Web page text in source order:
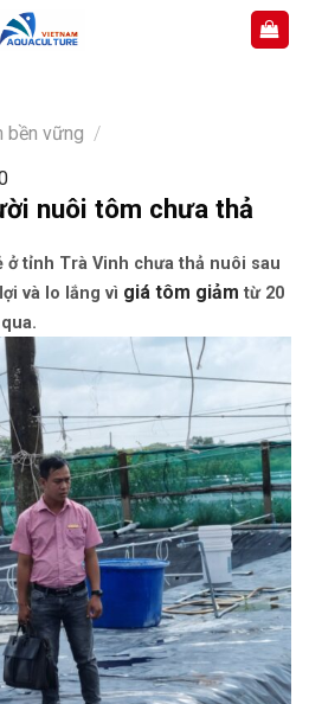
bền vững /
nuôi tôm chưa thả
ở tỉnh Trà Vinh chưa thả nuôi sau
và lo lắng vì giá tôm giảm từ 20